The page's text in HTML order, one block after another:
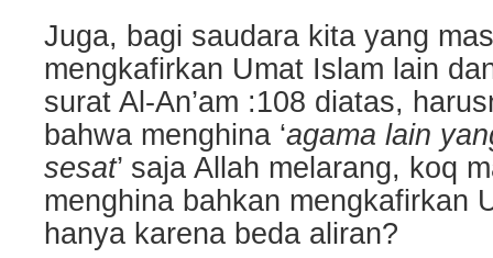
Juga, bagi saudara kita yang
mengkafirkan Umat Islam lain
surat Al-An’am :108 diatas,
bahwa menghina ‘agama lain
sesat’ saja Allah melarang, koq
menghina bahkan mengkafirkan
hanya karena beda aliran?